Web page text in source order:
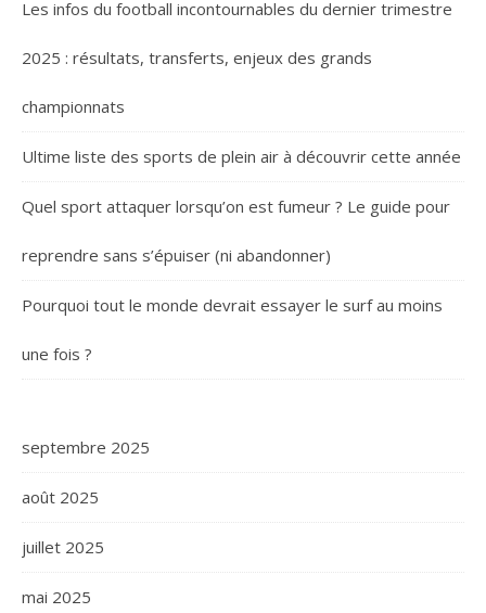
Les infos du football incontournables du dernier trimestre
2025 : résultats, transferts, enjeux des grands
championnats
Ultime liste des sports de plein air à découvrir cette année
Quel sport attaquer lorsqu’on est fumeur ? Le guide pour
reprendre sans s’épuiser (ni abandonner)
Pourquoi tout le monde devrait essayer le surf au moins
une fois ?
septembre 2025
août 2025
juillet 2025
mai 2025